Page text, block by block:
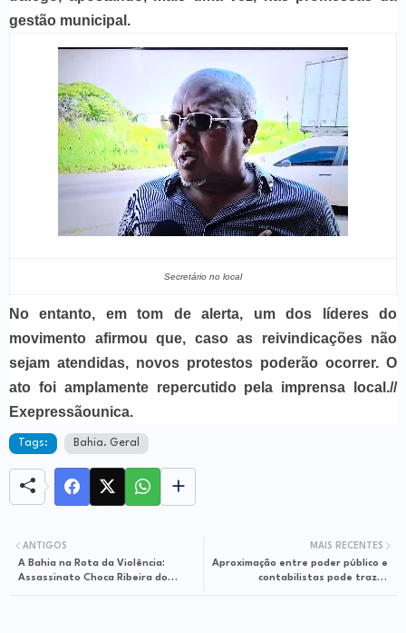
gestão municipal.
Secretário no local
No entanto, em tom de alerta, um dos líderes do
movimento afirmou que, caso as reivindicações não
sejam atendidas, novos protestos poderão ocorrer. O
ato foi amplamente repercutido pela imprensa local.//
Exepressãounica.
Tags: Bahia. Geral
MAIS RECENTES
Aproximação entre poder público e
contabilistas pode trazer
ANTIGOS
A Bahia na Rota da Violência:
Assassinato Choca Ribeira do